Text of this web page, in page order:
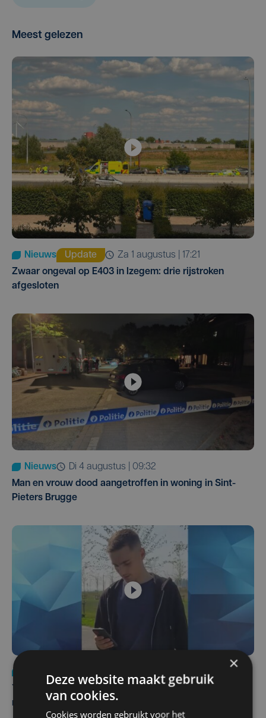
Meest gelezen
Nieuws Update
za 1 augustus | 17:21
Zwaar ongeval op E403 in Izegem: drie rijstroken
afgesloten
Nieuws
di 4 augustus | 09:32
Man en vrouw dood aangetroffen in woning in Sint-
Pieters Brugge
Yaro (19), slachtoffer van vechtpartij, is na
maandenlange coma overleden
×
Deze website maakt gebruik
van cookies.
Cookies worden gebruikt voor het